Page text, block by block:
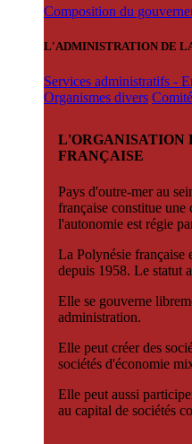
Composition du
L'ADMINISTRATION DE
Services administratifs -
Organismes divers
L'ORGANISATION
FRANÇAISE
Pays d'outre-mer au
française constitue
l'autonomie est régie
La Polynésie française
depuis 1958. Le statut
Elle se gouverne
administration.
Elle peut créer des
sociétés d'économie
Elle peut aussi
au capital de sociétés